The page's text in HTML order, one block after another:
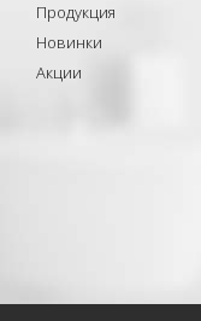
Продукция
Новинки
Акции